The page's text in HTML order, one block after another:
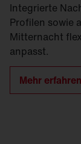
Integrierte
Profilen sowie
Mitternacht
anpasst.
Mehr